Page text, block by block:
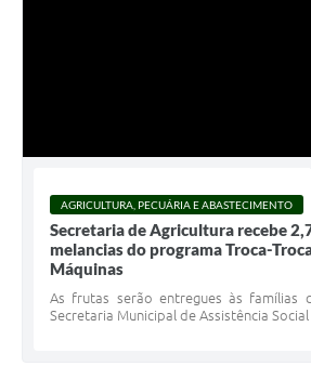
AGRICULTURA, PECUÁRIA E ABASTECIMENTO
Secretaria de Agricultura recebe
melancias do programa Troca-
Máquinas
As frutas serão entregues às famílias
Secretaria Municipal de Assistência